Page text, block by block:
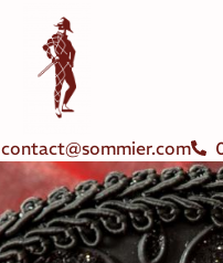
contact@sommier.com